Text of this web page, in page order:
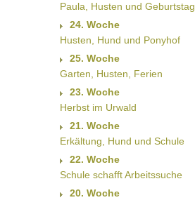
Paula, Husten und Geburtstag
24. Woche
Husten, Hund und Ponyhof
25. Woche
Garten, Husten, Ferien
23. Woche
Herbst im Urwald
21. Woche
Erkältung, Hund und Schule
22. Woche
Schule schafft Arbeitssuche
20. Woche